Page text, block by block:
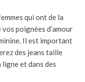
qui ont de la
poignées d’amour
Il est important
des jeans taille
ligne et dans des